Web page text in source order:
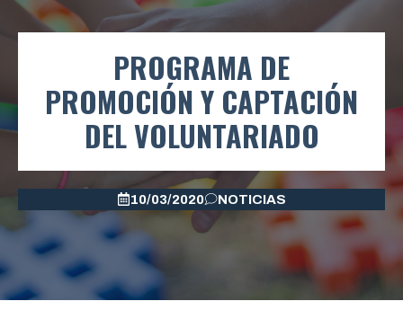
PROGRAMA DE
PROMOCIÓN Y CAPTACIÓN
DEL VOLUNTARIADO
10/03/2020 NOTICIAS